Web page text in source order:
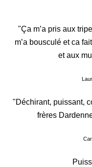
"Ça m’a pris aux
m’a bousculé et ca
et aux
"Déchirant, puissant,
frères